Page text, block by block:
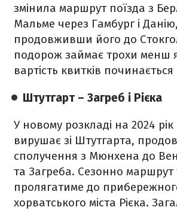
змінила маршрут поїзда з
Мальме через Гамбург і Данію,
продовживши його до
подорож займає трохи менш
вартість квитків починається
Штутгарт – Загреб і Рієка
У новому розкладі на 2024
вирушає зі Штутгарта,
сполучення з Мюнхена до
та Загреба. Сезонно
пролягатиме до
хорватського міста Рієка.